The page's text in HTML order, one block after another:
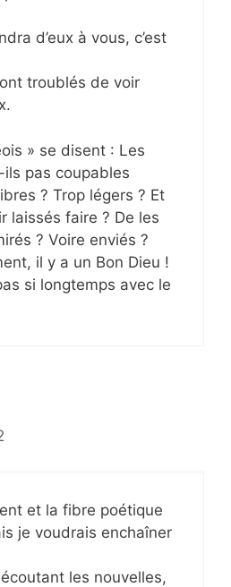
d’eux à vous, c’est
troublés de voir
» se disent : Les
pas coupables
? Trop légers ? Et
laissés faire ? De les
? Voire enviés ?
il y a un Bon Dieu !
si longtemps avec le
et la fibre poétique
je voudrais enchaîner
les nouvelles,